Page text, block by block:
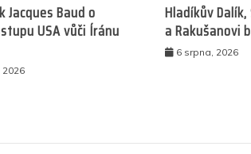
Jacques Baud o
USA vůči Íránu
2026
Hladíkův
a Rakušanovi
6 srpna, 2026